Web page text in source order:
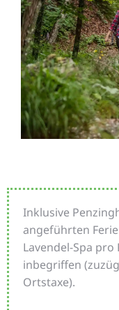
Inklusive
angeführten
Lavendel-Spa
inbegriffen
Ortstaxe).